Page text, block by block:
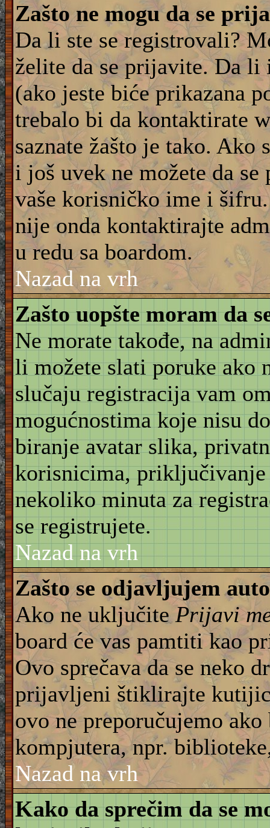
Zašto ne mogu da se
Da li ste se registrovali?
želite da se prijavite. Da li
(ako jeste biće prikazana
trebalo bi da kontaktirate
saznate žašto je tako. Ako
i još uvek ne možete da
vaše korisničko ime i
nije onda kontaktirajte
u redu sa boardom.
Nazad na vrh
Zašto uopšte moram da
Ne morate takođe, na
li možete slati poruke ako
slučaju registracija vam
mogućnostima koje nisu
biranje avatar slika,
korisnicima, priključivanje
nekoliko minuta za
se registrujete.
Nazad na vrh
Zašto se odjavljujem
Ako ne uključitePrijavi
board će vas pamtiti kao
Ovo sprečava da se neko
prijavljeni štiklirajte
ovo ne preporučujemo
kompjutera, npr.
Nazad na vrh
Kako da sprečim da se